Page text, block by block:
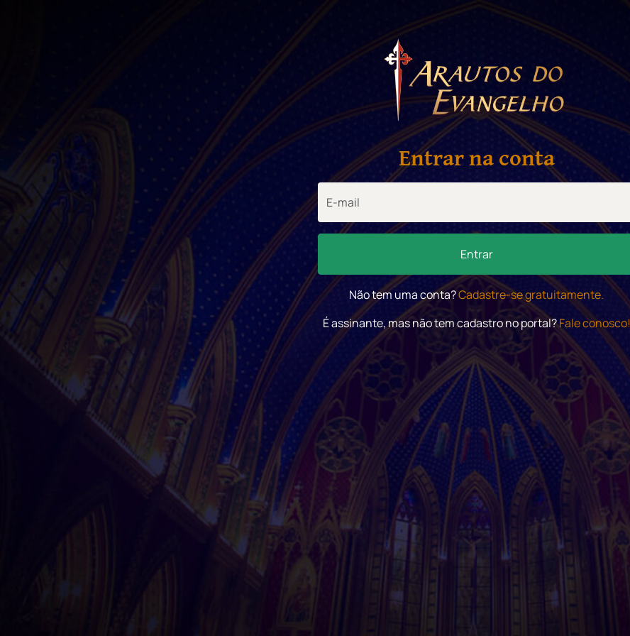
Entrar na conta
Entrar
Não tem uma conta?Cadastre-se gratuitamente.
É assinante, mas não tem cadastro no portal?Fale conosco!